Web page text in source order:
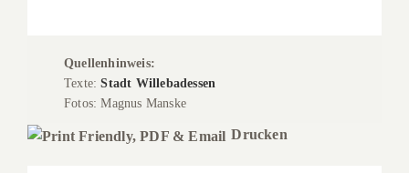
Quellenhinweis:
Texte:Stadt Willebadessen
Fotos: Magnus Manske
Drucken